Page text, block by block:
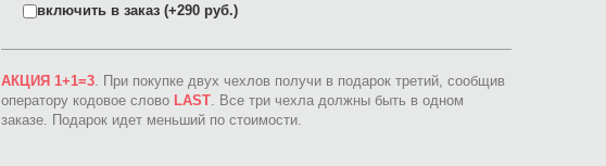
включить в заказ (+290 руб.)
АКЦИЯ 1+1=3. При покупке двух чехлов получи в подарок третий, сообщив
оператору кодовое слово LAST. Все три чехла должны быть в одном
заказе. Подарок идет меньший по стоимости.